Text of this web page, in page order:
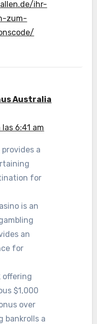
ihr-
zum-
Australia
6:41 am
provides a
for
is an
an
for
offering
$1,000
over
bankrolls a